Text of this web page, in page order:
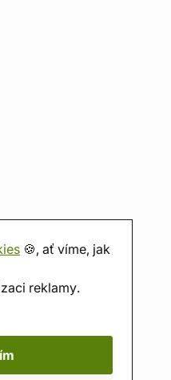
🍪, ať víme, jak
reklamy.